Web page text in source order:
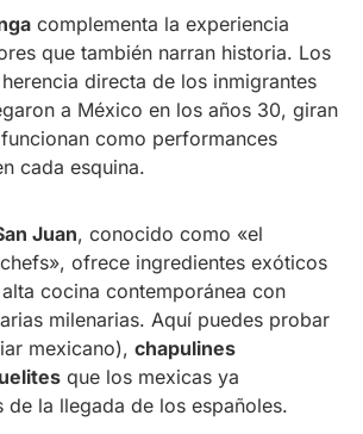
complementa la experiencia
que también narran historia. Los
directa de los inmigrantes
a México en los años 30, giran
como performances
cada esquina.
Juan, conocido como «el
ofrece ingredientes exóticos
cocina contemporánea con
milenarias. Aquí puedes probar
mexicano), chapulines
que los mexicas ya
de la llegada de los españoles.